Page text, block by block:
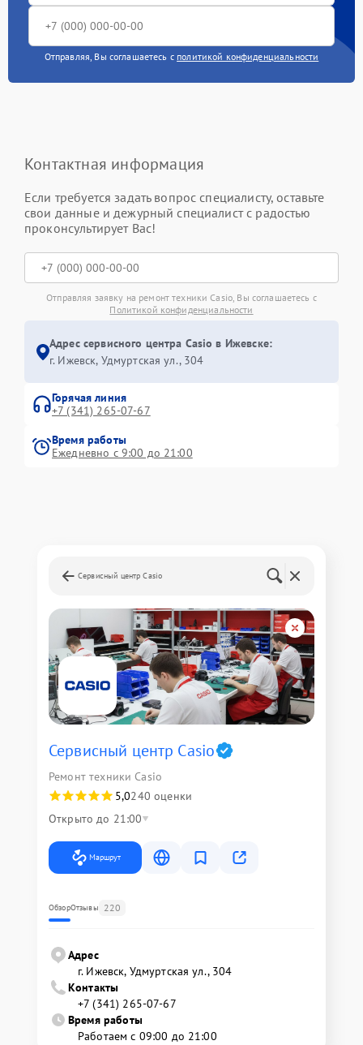
Отправляя, Вы соглашаетесь с политикой конфиденциальности
Контактная информация
Если требуется задать вопрос специалисту, оставьте
свои данные и дежурный специалист с радостью
проконсультирует Вас!
Отправляя заявку на ремонт техники Casio, Вы соглашаетесь с
Политикой конфиденциальности
Адрес сервисного центра Casio в Ижевске:
г. Ижевск, Удмуртская ул., 304
Горячая линия
+7 (341) 265-07-67
Время работы
Ежедневно с 9:00 до 21:00
Сервисный центр Casio
Сервисный центр Casio
Ремонт техники Casio
5,0240 оценки
Открыто до 21:00
Маршрут
ОбзорОтзывы 220
Адрес
г. Ижевск, Удмуртская ул., 304
Контакты
+7 (341) 265-07-67
Время работы
Работаем с 09:00 до 21:00